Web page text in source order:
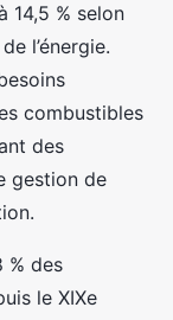
14,5 % selon
l’énergie.
combustibles
des
gestion de
% des
le XIXe